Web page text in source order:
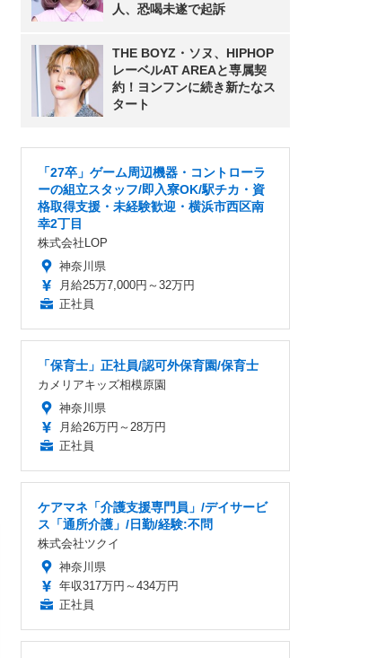
人、恐喝未遂で起訴
THE BOYZ・ソヌ、HIPHOP
レーベルAT AREAと専属契
約！ヨンフンに続き新たなス
タート
「27卒」ゲーム周辺機器・コントローラ
ーの組立スタッフ/即入寮OK/駅チカ・資
格取得支援・未経験歓迎・横浜市西区南
幸2丁目
株式会社LOP
神奈川県
月給25万7,000円～32万円
正社員
「保育士」正社員/認可外保育園/保育士
カメリアキッズ相模原園
神奈川県
月給26万円～28万円
正社員
ケアマネ「介護支援専門員」/デイサービ
ス「通所介護」/日勤/経験:不問
株式会社ツクイ
神奈川県
年収317万円～434万円
正社員